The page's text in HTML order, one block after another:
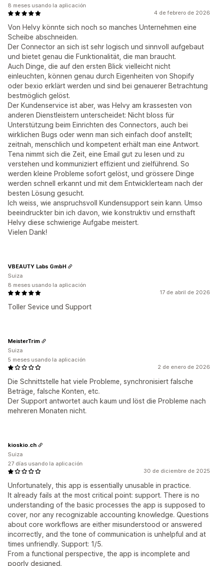
4 de febrero de 2026
Von Helvy könnte sich noch so manches Unternehmen eine
Scheibe abschneiden.
Der Connector an sich ist sehr logisch und sinnvoll aufgebaut
und bietet genau die Funktionalität, die man braucht.
Auch Dinge, die auf den ersten Blick vielleicht nicht
einleuchten, können genau durch Eigenheiten von Shopify
oder bexio erklärt werden und sind bei genauerer Betrachtung
bestmöglich gelöst.
Der Kundenservice ist aber, was Helvy am krassesten von
anderen Dienstleistern unterscheidet: Nicht bloss für
Unterstützung beim Einrichten des Connectors, auch bei
wirklichen Bugs oder wenn man sich einfach doof anstellt;
zeitnah, menschlich und kompetent erhält man eine Antwort.
Tena nimmt sich die Zeit, eine Email gut zu lesen und zu
verstehen und kommuniziert effizient und zielführend. So
werden kleine Probleme sofort gelöst, und grössere Dinge
werden schnell erkannt und mit dem Entwicklerteam nach der
besten Lösung gesucht.
Ich weiss, wie anspruchsvoll Kundensupport sein kann. Umso
beeindruckter bin ich davon, wie konstruktiv und ernsthaft
Helvy diese schwierige Aufgabe meistert.
Vielen Dank!
8 meses usando la aplicación
17 de abril de 2026
Toller Sevice und Support
VBEAUTY Labs GmbH
Suiza
8 meses usando la aplicación
2 de enero de 2026
Die Schnittstelle hat viele Probleme, synchronisiert falsche
Beträge, falsche Konten, etc.
Der Support antwortet auch kaum und löst die Probleme nach
mehreren Monaten nicht.
MeisterTrim
Suiza
5 meses usando la aplicación
30 de diciembre de 2025
Unfortunately, this app is essentially unusable in practice.
It already fails at the most critical point: support. There is no
understanding of the basic processes the app is supposed to
cover, nor any recognizable accounting knowledge. Questions
about core workflows are either misunderstood or answered
incorrectly, and the tone of communication is unhelpful and at
times unfriendly. Support: 1/5.
From a functional perspective, the app is incomplete and
poorly designed.
kioskio.ch
Suiza
27 días usando la aplicación